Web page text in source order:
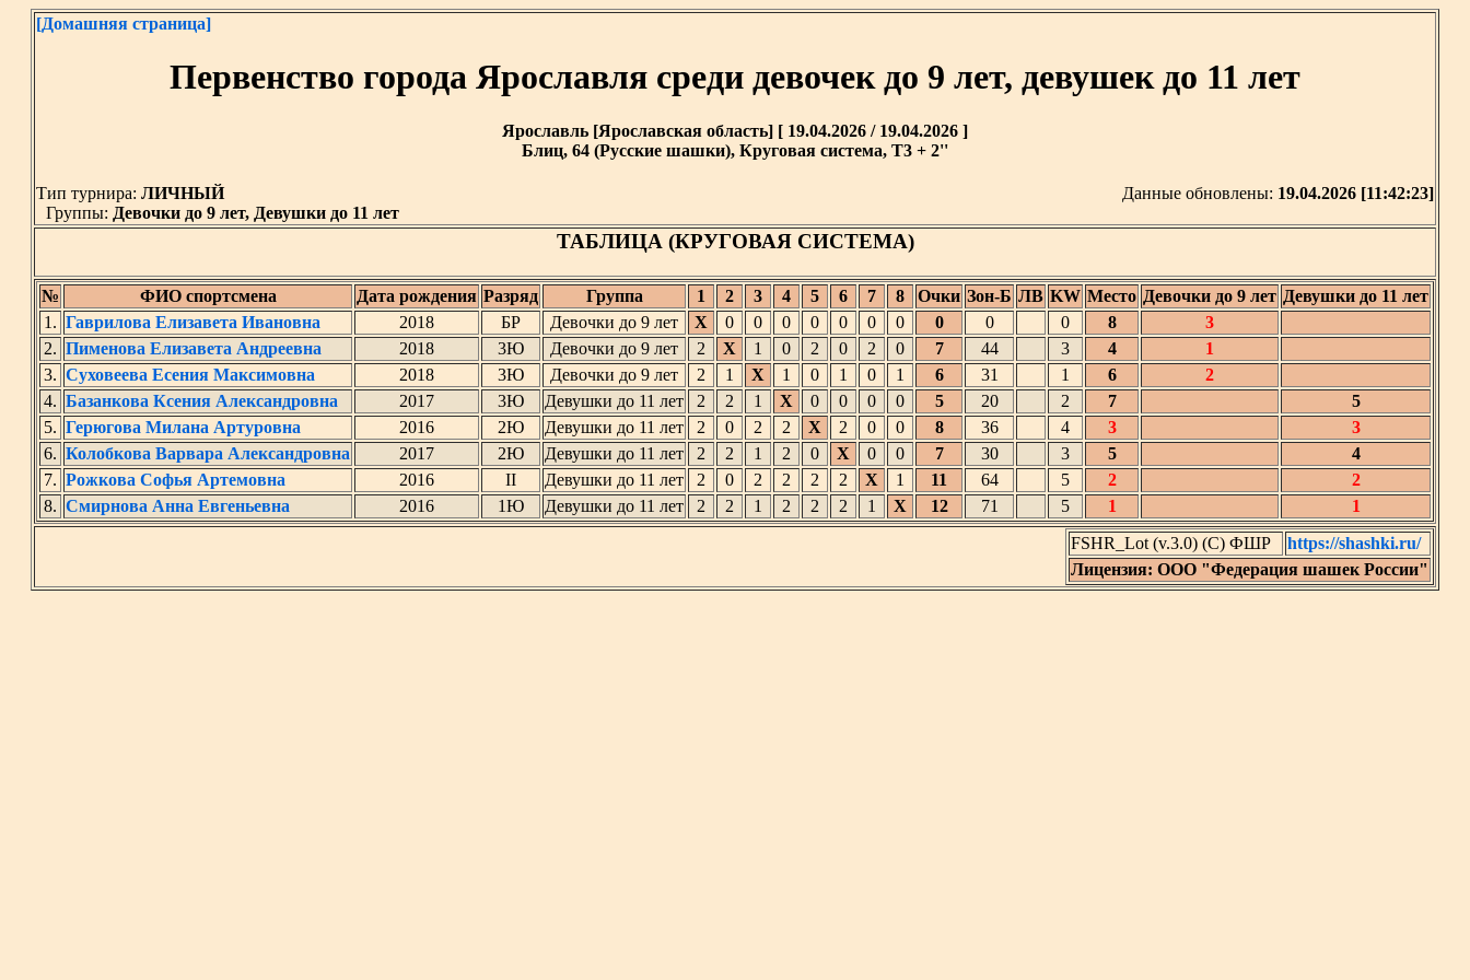
[Домашняя страница]
Первенство города Ярославля среди девочек до 9 лет, девушек до 11 лет
Ярославль [Ярославская область] [ 19.04.2026 / 19.04.2026 ]
Блиц, 64 (Русские шашки), Круговая система, T3 + 2''
Тип турнира: ЛИЧНЫЙ Данные обновлены: 19.04.2026 [11:42:23]
Группы: Девочки до 9 лет, Девушки до 11 лет
ТАБЛИЦА (КРУГОВАЯ СИСТЕМА)
№ ФИО спортсмена Дата рождения Разряд Группа 1 2 3 4 5 6 7 8 Очки Зон-Б ЛВ KW Место Девочки до 9 лет Девушки до 11 лет
1. Гаврилова Елизавета Ивановна 2018 БР Девочки до 9 лет X 0 0 0 0 0 0 0 0 0 0 8
3
2. Пименова Елизавета Андреевна 2018 3Ю Девочки до 9 лет 2 X 1 0 2 0 2 0 7 44 3 4
1
3. Суховеева Есения Максимовна 2018 3Ю Девочки до 9 лет 2 1 X 1 0 1 0 1 6 31 1 6
2
4. Базанкова Ксения Александровна 2017 3Ю Девушки до 11 лет 2 2 1 X 0 0 0 0 5 20 2 7
5
5. Герюгова Милана Артуровна 2016 2Ю Девушки до 11 лет 2 0 2 2 X 2 0 0 8 36 4 3
3
6. Колобкова Варвара Александровна 2017 2Ю Девушки до 11 лет 2 2 1 2 0 X 0 0 7 30 3 5
4
7. Рожкова Софья Артемовна 2016 II Девушки до 11 лет 2 0 2 2 2 2 X 1 11 64 5 2
2
8. Смирнова Анна Евгеньевна 2016 1Ю Девушки до 11 лет 2 2 1 2 2 2 1 X 12 71 5 1
1
FSHR_Lot (v.3.0) (C) ФШР
https://shashki.ru/
Лицензия: ООО "Федерация шашек России"